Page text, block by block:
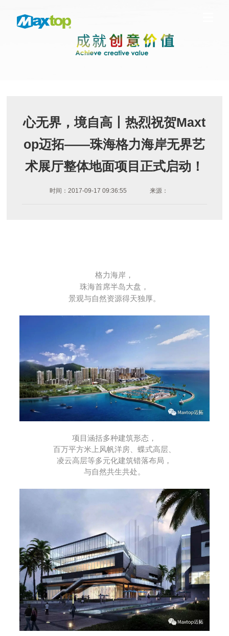
心无界，境自高丨热烈祝贺Maxt
op迈拓——珠海格力海岸无界艺
术展厅整体地面项目正式启动！
时间：2017-09-17 09:36:55 来源：
格力海岸，
珠海首席半岛大盘，
景观与自然资源得天独厚。
项目涵括多种建筑形态，
百万平方米上风帆洋房、蝶式高层、
凌云高层等多元化建筑错落布局，
与自然共生共处。